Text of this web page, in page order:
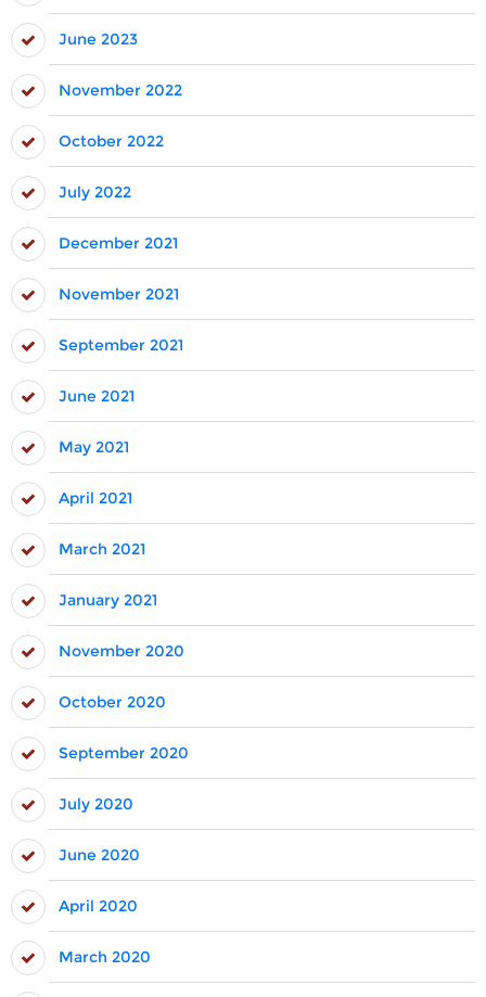
June 2023
November 2022
October 2022
July 2022
December 2021
November 2021
September 2021
June 2021
May 2021
April 2021
March 2021
January 2021
November 2020
October 2020
September 2020
July 2020
June 2020
April 2020
March 2020